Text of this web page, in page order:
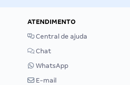
ATENDIMENTO
Central de ajuda
Chat
WhatsApp
E-mail